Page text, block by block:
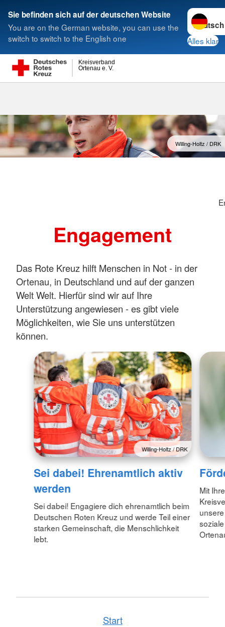
Sie befinden sich auf der deutschen Website
You are on the German website, you can use the
switch to switch to the English one
Sprache
Alles klar
Ortenau e. V.
Kreisverband
Suche
Willing-Holtz / DRK
Engagement
Das Rote Kreuz hilft Menschen in Not - in der
Ortenau, in Deutschland und auf der ganzen
Welt Welt. Hierfür sind wir auf Ihre
Unterstützung angewiesen - es gibt viele
Möglichkeiten, wie Sie uns unterstützen
können.
Willing-Holtz / DRK
Sei dabei! Ehrenamtlich aktiv
werden
Sei dabei! Engagiere dich ehrenamtlich beim
Deutschen Roten Kreuz und werde Teil einer
starken Gemeinschaft, die Menschlichkeit
lebt.
Mit
Start